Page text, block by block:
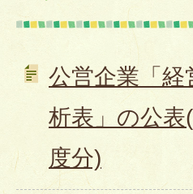
公営企業「経
析表」の公表
度分)